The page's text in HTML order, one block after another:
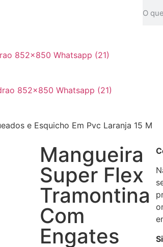
e Esquicho Em Pvc Laranja 15 M
Mangueira
Super Flex
Tramontina
Com
Engates